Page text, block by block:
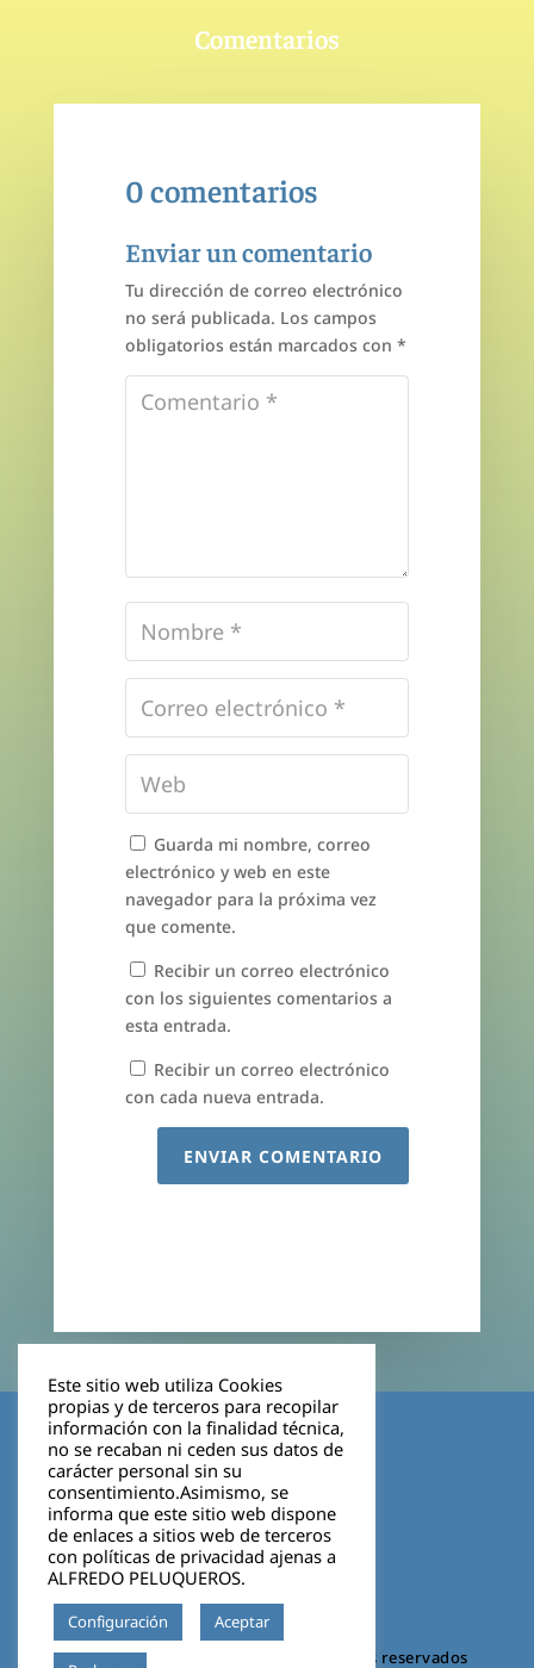
Comentarios
0 comentarios
Enviar un comentario
Tu dirección de correo electrónico
no será publicada. Los campos
obligatorios están marcados con *
Guarda mi nombre, correo
electrónico y web en este
navegador para la próxima vez
que comente.
Recibir un correo electrónico
con los siguientes comentarios a
esta entrada.
Recibir un correo electrónico
con cada nueva entrada.
ENVIAR COMENTARIO
Aviso legal
Política de privacidad
Cookies
©2026 VIGO BOSCO. Todos los derechos reservados
Este sitio web utiliza Cookies
propias y de terceros para recopilar
información con la finalidad técnica,
no se recaban ni ceden sus datos de
carácter personal sin su
consentimiento.Asimismo, se
informa que este sitio web dispone
de enlaces a sitios web de terceros
con políticas de privacidad ajenas a
ALFREDO PELUQUEROS.
Configuración Aceptar